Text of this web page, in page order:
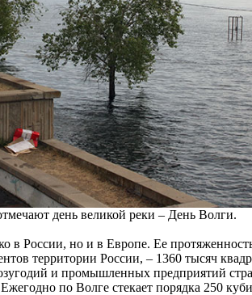
день великой реки – День Волги.
в России, но и в Европе. Ее
территории России, – 1360 тысяч
и промышленных предприятий
по Волге стекает порядка 250